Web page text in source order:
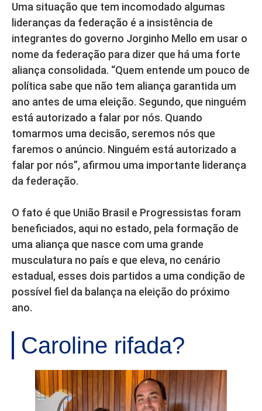
Uma situação que tem incomodado algumas
lideranças da federação é a insistência de
integrantes do governo Jorginho Mello em usar o
nome da federação para dizer que há uma forte
aliança consolidada. “Quem entende um pouco de
política sabe que não tem aliança garantida um
ano antes de uma eleição. Segundo, que ninguém
está autorizado a falar por nós. Quando
tomarmos uma decisão, seremos nós que
faremos o anúncio. Ninguém está autorizado a
falar por nós”, afirmou uma importante liderança
da federação.
O fato é que União Brasil e Progressistas foram
beneficiados, aqui no estado, pela formação de
uma aliança que nasce com uma grande
musculatura no país e que eleva, no cenário
estadual, esses dois partidos a uma condição de
possível fiel da balança na eleição do próximo
ano.
Caroline rifada?